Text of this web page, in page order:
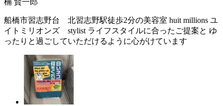
船橋市習志野台 北習志野駅徒歩2分の美容室 huit millions ユ
イトミリオンズ stylist ライフスタイルに合ったご提案と ゆ
ったりと過ごしていただけるように心がけています